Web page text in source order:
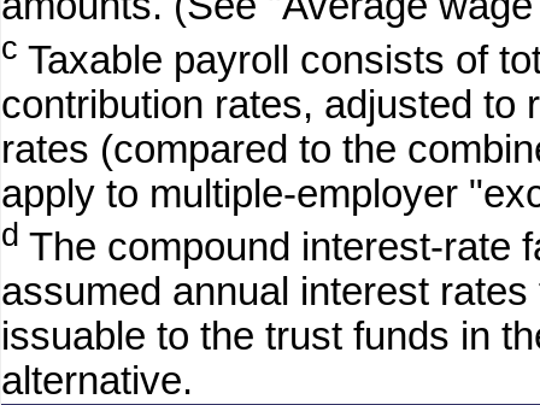
c Taxable payroll consists of
contribution rates, adjusted to
rates (compared to the
apply to multiple-employer
d The compound interest-rate
assumed annual interest
issuable to the trust funds in
alternative.